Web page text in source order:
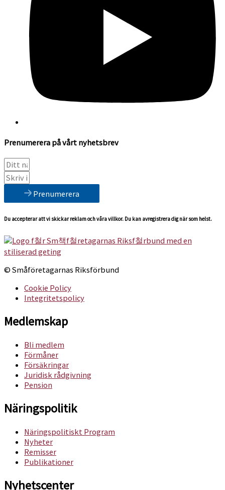
Prenumerera på vårt nyhetsbrev
Prenumerera
Du accepterar att vi skickar reklam och våra villkor. Du kan avregistrera dig när som helst.
© Småföretagarnas Riksförbund
Cookie Policy
Integritetspolicy
Medlemskap
Bli medlem
Förmåner
Försäkringar
Juridisk rådgivning
Pension
Näringspolitik
Näringspolitiskt Program
Nyheter
Remisser
Publikationer
Nyhetscenter